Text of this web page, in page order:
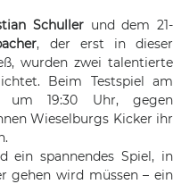
Schullerund dem 21-
, der erst in dieser
wurden zwei talentierte
Beim Testspiel am
um 19:30 Uhr, gegen
Wieselburgs Kicker ihr
ein spannendes Spiel, in
gehen wird müssen – ein